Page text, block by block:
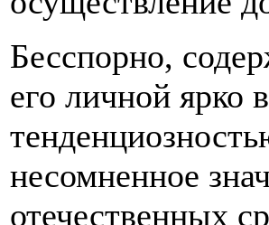
Бесспорно,
его личной ярко
несомненное
отечественных